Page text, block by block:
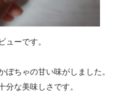
ューです。
ぼちゃの甘い味がしました。
分な美味しさです。